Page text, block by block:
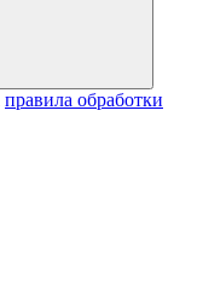
правила обработки